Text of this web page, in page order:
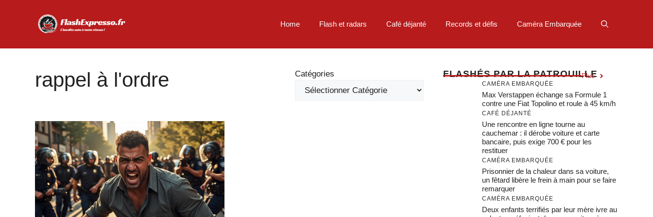
Home Flash et radars Café déjanté Records et défis Caméra Embarquée
rappel à l'ordre Catégories FLASHÉS PAR LA PATROUILLE
Plus
CAMÉRA EMBARQUÉE
Max Verstappen échange sa Formule 1
contre une Fiat Topolino et roule à 45 km/h
CAFÉ DÉJANTÉ
Une rencontre en ligne tourne au
cauchemar : il dérobe voiture et carte
bancaire, puis exige 700 € pour les
restituer
CAMÉRA EMBARQUÉE
Prisonnier de la chaleur dans sa voiture,
un fêtard libère le frein à main pour se faire
remarquer
CAMÉRA EMBARQUÉE
Deux enfants terrifiés par leur mère ivre au